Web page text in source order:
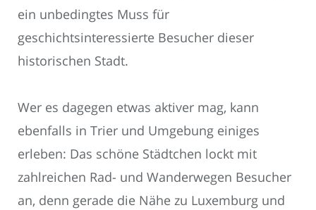
ein unbedingtes Muss für
geschichtsinteressierte Besucher dieser
historischen Stadt.
Wer es dagegen etwas aktiver mag, kann
ebenfalls in Trier und Umgebung einiges
erleben: Das schöne Städtchen lockt mit
zahlreichen Rad- und Wanderwegen Besucher
an, denn gerade die Nähe zu Luxemburg und